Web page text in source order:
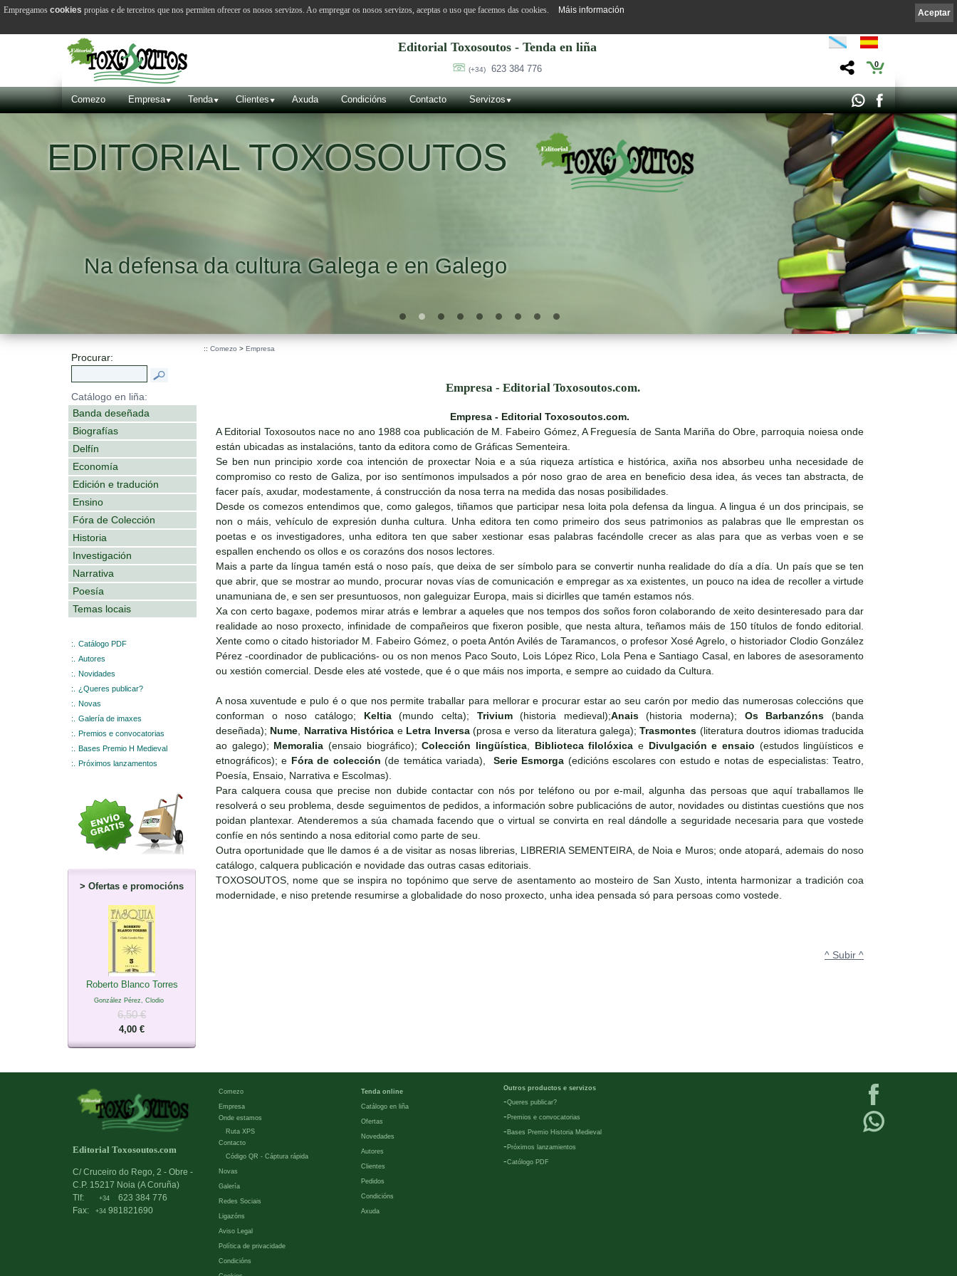
Editorial Toxosoutos - Tenda en liña
(+34) 623 384 776 0
Comezo Empresa Tenda Clientes Axuda Condicións Contacto Servizos
EDITORIAL TOXOSOUTOS
Na defensa da cultura Galega e en Galego
Procurar:
Catálogo en liña:
Banda deseñada
Biografías
Delfín
Economía
Edición e tradución
Ensino
Fóra de Colección
Historia
Investigación
Narrativa
Poesía
Temas locais
:.
Catálogo PDF
:.
Autores
:.
Novidades
:.
¿Queres publicar?
:.
Novas
:.
Galería de imaxes
:.
Premios e convocatorias
:.
Bases Premio H Medieval
:.
Próximos lanzamentos
> Ofertas e promocións
Roberto Blanco Torres
González Pérez, Clodio
6,50 €
4,00 €
:: Comezo > Empresa
Empresa - Editorial Toxosoutos.com.
Empresa - Editorial Toxosoutos.com.
A Editorial Toxosoutos nace no ano 1988 coa publicación de M. Fabeiro Gómez, A Freguesía de Santa Mariña do Obre, parroquia noiesa onde
están ubicadas as instalacións, tanto da editora como de Gráficas Sementeira.
Se ben nun principio xorde coa intención de proxectar Noia e a súa riqueza artística e histórica, axiña nos absorbeu unha necesidade de
compromiso co resto de Galiza, por iso sentímonos impulsados a pór noso grao de area en beneficio desa idea, ás veces tan abstracta, de
facer país, axudar, modestamente, á construcción da nosa terra na medida das nosas posibilidades.
Desde os comezos entendimos que, como galegos, tiñamos que participar nesa loita pola defensa da lingua. A lingua é un dos principais, se
non o máis, vehículo de expresión dunha cultura. Unha editora ten como primeiro dos seus patrimonios as palabras que lle emprestan os
poetas e os investigadores, unha editora ten que saber xestionar esas palabras facéndolle crecer as alas para que as verbas voen e se
espallen enchendo os ollos e os corazóns dos nosos lectores.
Mais a parte da língua tamén está o noso país, que deixa de ser símbolo para se convertir nunha realidade do día a día. Un país que se ten
que abrir, que se mostrar ao mundo, procurar novas vías de comunicación e empregar as xa existentes, un pouco na idea de recoller a virtude
unamuniana de, e sen ser presuntuosos, non galeguizar Europa, mais si dicirlles que tamén estamos nós.
Xa con certo bagaxe, podemos mirar atrás e lembrar a aqueles que nos tempos dos soños foron colaborando de xeito desinteresado para dar
realidade ao noso proxecto, infinidade de compañeiros que fixeron posible, que nesta altura, teñamos máis de 150 títulos de fondo editorial.
Xente como o citado historiador M. Fabeiro Gómez, o poeta Antón Avilés de Taramancos, o profesor Xosé Agrelo, o historiador Clodio González
Pérez -coordinador de publicacións- ou os non menos Paco Souto, Lois López Rico, Lola Pena e Santiago Casal, en labores de asesoramento
ou xestión comercial. Desde eles até vostede, que é o que máis nos importa, e sempre ao cuidado da Cultura.
A nosa xuventude e pulo é o que nos permite traballar para mellorar e procurar estar ao seu carón por medio das numerosas coleccións que
conforman o noso catálogo; Keltia(mundo celta); Trivium(historia medieval);Anais(historia moderna); Os Barbanzóns (banda
deseñada); Nume Narrativa Histórica e Letra Inversa(prosa e verso da literatura galega);Trasmontes (literatura doutros idiomas traducida
ao galego); Memoralia (ensaio biográfico);Colección lingüística Biblioteca filolóxica e Divulgación e ensaio (estudos lingüísticos e
etnográficos); e Fóra de colección (de temática variada), Serie Esmorga (edicións escolares con estudo e notas de especialistas: Teatro,
Poesía, Ensaio, Narrativa e Escolmas).
Para calquera cousa que precise non dubide contactar con nós por teléfono ou por e-mail, algunha das persoas que aquí traballamos lle
resolverá o seu problema, desde seguimentos de pedidos, a información sobre publicacións de autor, novidades ou distintas cuestións que nos
poidan plantexar. Atenderemos a súa chamada facendo que o virtual se convirta en real dándolle a seguridade necesaria para que vostede
confíe en nós sentindo a nosa editorial como parte de seu.
Outra oportunidade que lle damos é a de visitar as nosas librerias, LIBRERIA SEMENTEIRA, de Noia e Muros; onde atopará, ademais do noso
catálogo, calquera publicación e novidade das outras casas editoriais.
TOXOSOUTOS, nome que se inspira no topónimo que serve de asentamento ao mosteiro de San Xusto, intenta harmonizar a tradición coa
modernidade, e niso pretende resumirse a globalidade do noso proxecto, unha idea pensada só para persoas como vostede.
^ Subir ^
Editorial Toxosoutos.com
C/ Cruceiro do Rego, 2 - Obre -
C.P. 15217 Noia (A Coruña)
Tlf:
+34
623 384 776
Fax:
+34 981821690
Comezo
Empresa
Onde estamos
Ruta XPS
Contacto
Código QR - Cáptura rápida
Novas
Galería
Redes Sociais
Ligazóns
Aviso Legal
Política de privacidade
Condicións
Tenda online
Catálogo en liña
Ofertas
Novedades
Autores
Clientes
Pedidos
Condicións
Axuda
Outros productos e servizos
-Queres publicar?
- Premios e convocatorias
- Bases Premio Historia Medieval
- Próximos lanzamientos
-Católogo PDF
Aceptar
Empregamos cookies propias e de terceiros que nos permiten ofrecer os nosos servizos. Ao empregar os nosos servizos, aceptas o uso que facemos das cookies. Máis información